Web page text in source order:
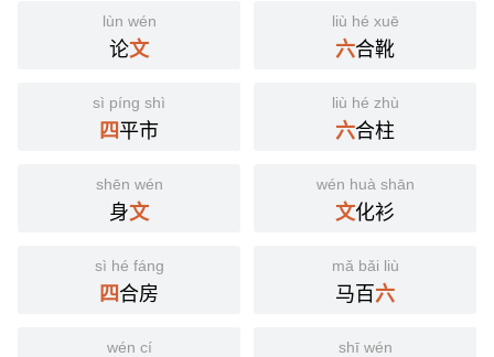
lùn wén
论文
liù hé xuē
六合靴
sì píng shì
四平市
liù hé zhù
六合柱
shēn wén
身文
wén huà shān
文化衫
sì hé fáng
四合房
mǎ bǎi liù
马百六
wén cí shī wén